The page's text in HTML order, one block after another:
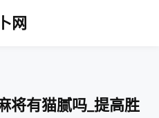
网
将有猫腻吗_提高胜